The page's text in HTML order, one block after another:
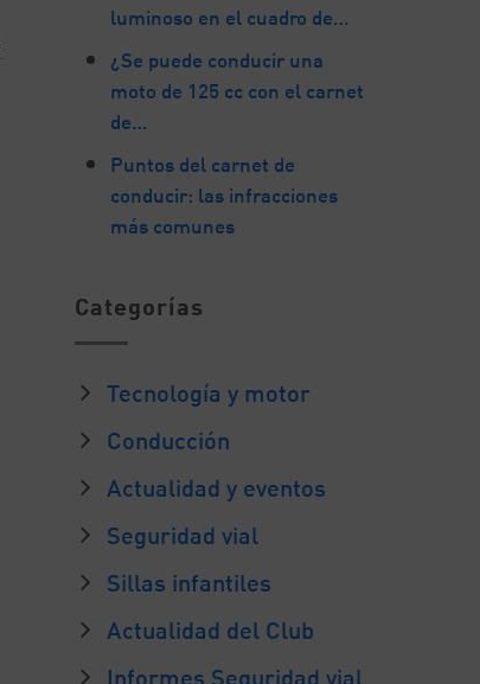
luminoso en el cuadro de…
¿Se puede conducir una
moto de 125 cc con el carnet
de…
Puntos del carnet de
conducir: las infracciones
más comunes
Categorías
Tecnología y motor
Conducción
Actualidad y eventos
Seguridad vial
Sillas infantiles
Actualidad del Club
Informes Seguridad vial